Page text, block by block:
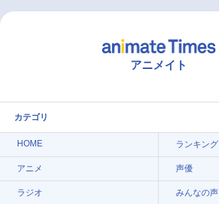
アニメイト
カテゴリ
HOME ランキング
アニメ 声優
ラジオ みんなの声